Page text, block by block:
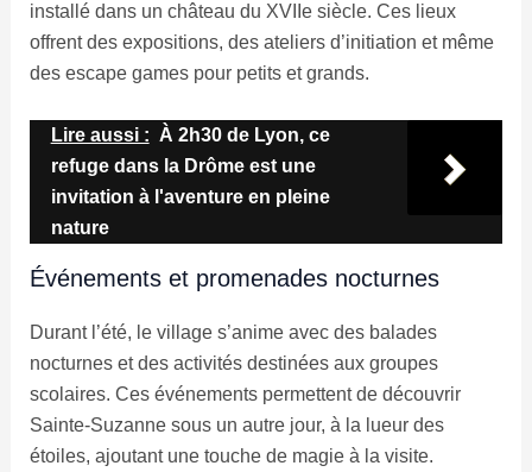
installé dans un château du XVIIe siècle. Ces lieux
offrent des expositions, des ateliers d’initiation et même
des escape games pour petits et grands.
Lire aussi : À 2h30 de Lyon, ce
refuge dans la Drôme est une
invitation à l'aventure en pleine
nature
Événements et promenades nocturnes
Durant l’été, le village s’anime avec des balades
nocturnes et des activités destinées aux groupes
scolaires. Ces événements permettent de découvrir
Sainte-Suzanne sous un autre jour, à la lueur des
étoiles, ajoutant une touche de magie à la visite.